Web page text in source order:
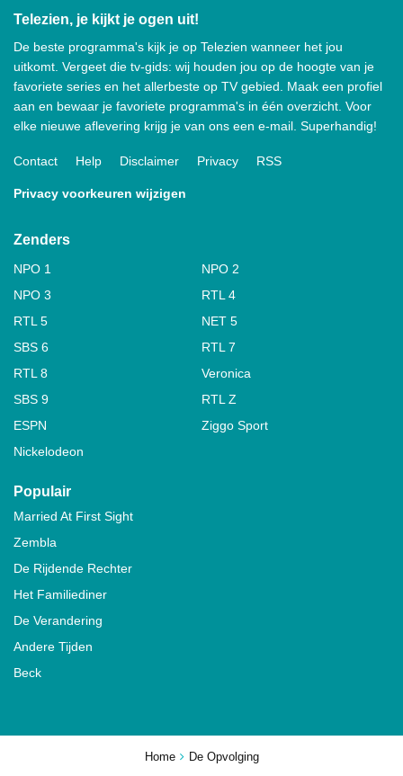
Home De Opvolging
Telezien, je kijkt je ogen uit!
De beste programma's kijk je op Telezien wanneer het jou
uitkomt. Vergeet die tv-gids: wij houden jou op de hoogte van je
favoriete series en het allerbeste op TV gebied. Maak een profiel
aan en bewaar je favoriete programma's in één overzicht. Voor
elke nieuwe aflevering krijg je van ons een e-mail. Superhandig!
Contact Help Disclaimer Privacy RSS
Privacy voorkeuren wijzigen
Zenders
NPO 1
NPO 2
NPO 3
RTL 4
RTL 5
NET 5
SBS 6
RTL 7
RTL 8
Veronica
SBS 9
RTL Z
ESPN
Ziggo Sport
Nickelodeon
Populair
Married At First Sight
Zembla
De Rijdende Rechter
Het Familiediner
De Verandering
Andere Tijden
Beck